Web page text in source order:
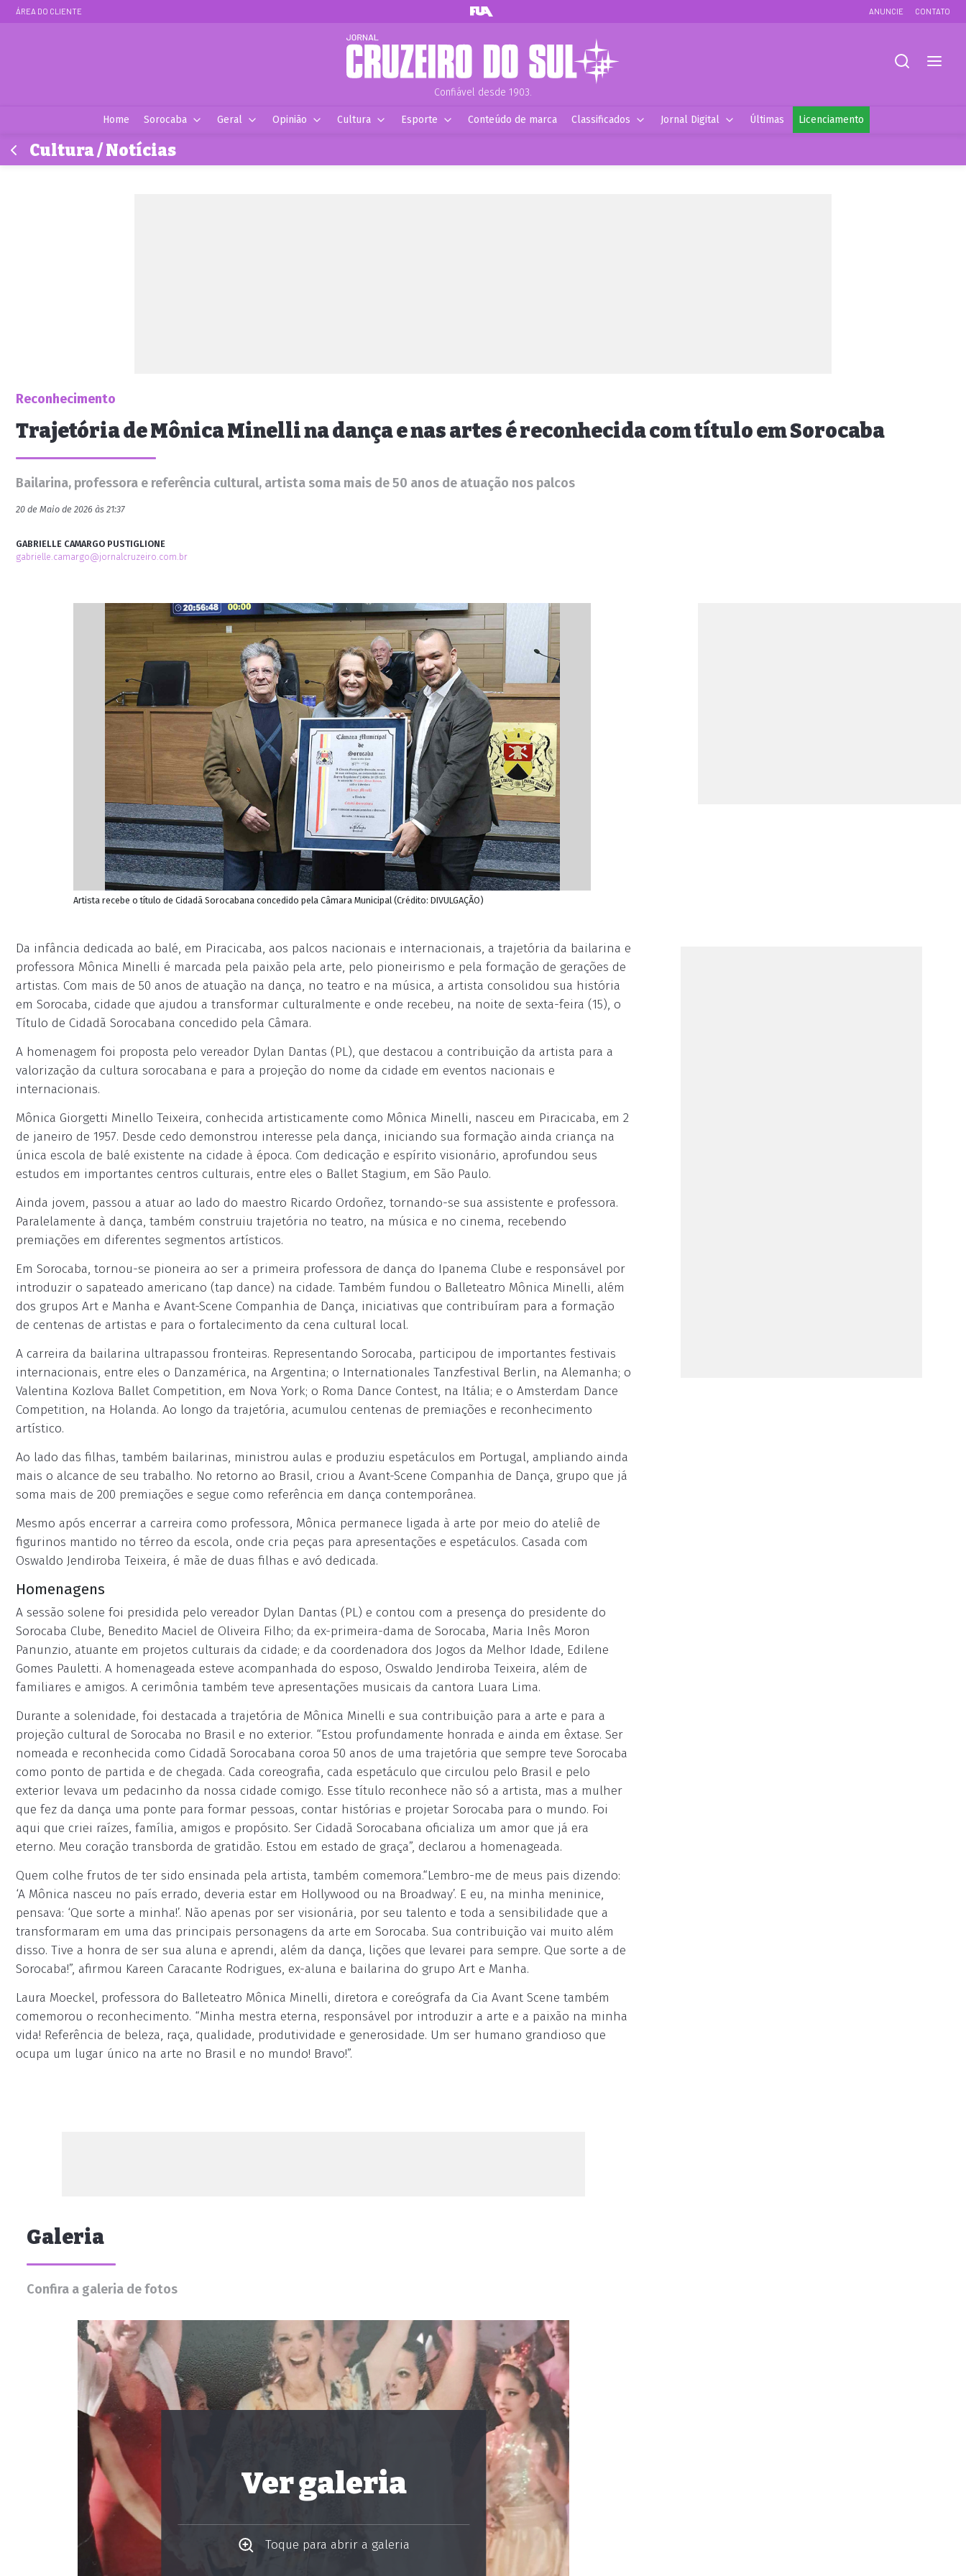
ÁREA DO CLIENTE ANUNCIE CONTATO
Confiável desde 1903.
Home Sorocaba Geral Opinião Cultura Esporte Conteúdo de marca Classificados Jornal Digital Últimas Licenciamento
Cultura / Notícias
Reconhecimento
Trajetória de Mônica Minelli na dança e nas artes é reconhecida com título em Sorocaba
Bailarina, professora e referência cultural, artista soma mais de 50 anos de atuação nos palcos
20 de Maio de 2026 às 21:37
GABRIELLE CAMARGO PUSTIGLIONE
gabrielle.camargo@jornalcruzeiro.com.br
Artista recebe o título de Cidadã Sorocabana concedido pela Câmara Municipal (Crédito: DIVULGAÇÃO)
Da infância dedicada ao balé, em Piracicaba, aos palcos nacionais e internacionais, a trajetória da bailarina e
professora Mônica Minelli é marcada pela paixão pela arte, pelo pioneirismo e pela formação de gerações de
artistas. Com mais de 50 anos de atuação na dança, no teatro e na música, a artista consolidou sua história
em Sorocaba, cidade que ajudou a transformar culturalmente e onde recebeu, na noite de sexta-feira (15), o
Título de Cidadã Sorocabana concedido pela Câmara.
A homenagem foi proposta pelo vereador Dylan Dantas (PL), que destacou a contribuição da artista para a
valorização da cultura sorocabana e para a projeção do nome da cidade em eventos nacionais e
internacionais.
Mônica Giorgetti Minello Teixeira, conhecida artisticamente como Mônica Minelli, nasceu em Piracicaba, em 2
de janeiro de 1957. Desde cedo demonstrou interesse pela dança, iniciando sua formação ainda criança na
única escola de balé existente na cidade à época. Com dedicação e espírito visionário, aprofundou seus
estudos em importantes centros culturais, entre eles o Ballet Stagium, em São Paulo.
Ainda jovem, passou a atuar ao lado do maestro Ricardo Ordoñez, tornando-se sua assistente e professora.
Paralelamente à dança, também construiu trajetória no teatro, na música e no cinema, recebendo
premiações em diferentes segmentos artísticos.
Em Sorocaba, tornou-se pioneira ao ser a primeira professora de dança do Ipanema Clube e responsável por
introduzir o sapateado americano (tap dance) na cidade. Também fundou o Balleteatro Mônica Minelli, além
dos grupos Art e Manha e Avant-Scene Companhia de Dança, iniciativas que contribuíram para a formação
de centenas de artistas e para o fortalecimento da cena cultural local.
A carreira da bailarina ultrapassou fronteiras. Representando Sorocaba, participou de importantes festivais
internacionais, entre eles o Danzamérica, na Argentina; o Internationales Tanzfestival Berlin, na Alemanha; o
Valentina Kozlova Ballet Competition, em Nova York; o Roma Dance Contest, na Itália; e o Amsterdam Dance
Competition, na Holanda. Ao longo da trajetória, acumulou centenas de premiações e reconhecimento
artístico.
Ao lado das filhas, também bailarinas, ministrou aulas e produziu espetáculos em Portugal, ampliando ainda
mais o alcance de seu trabalho. No retorno ao Brasil, criou a Avant-Scene Companhia de Dança, grupo que já
soma mais de 200 premiações e segue como referência em dança contemporânea.
Mesmo após encerrar a carreira como professora, Mônica permanece ligada à arte por meio do ateliê de
figurinos mantido no térreo da escola, onde cria peças para apresentações e espetáculos. Casada com
Oswaldo Jendiroba Teixeira, é mãe de duas filhas e avó dedicada.
Homenagens
A sessão solene foi presidida pelo vereador Dylan Dantas (PL) e contou com a presença do presidente do
Sorocaba Clube, Benedito Maciel de Oliveira Filho; da ex-primeira-dama de Sorocaba, Maria Inês Moron
Panunzio, atuante em projetos culturais da cidade; e da coordenadora dos Jogos da Melhor Idade, Edilene
Gomes Pauletti. A homenageada esteve acompanhada do esposo, Oswaldo Jendiroba Teixeira, além de
familiares e amigos. A cerimônia também teve apresentações musicais da cantora Luara Lima.
Durante a solenidade, foi destacada a trajetória de Mônica Minelli e sua contribuição para a arte e para a
projeção cultural de Sorocaba no Brasil e no exterior. “Estou profundamente honrada e ainda em êxtase. Ser
nomeada e reconhecida como Cidadã Sorocabana coroa 50 anos de uma trajetória que sempre teve Sorocaba
como ponto de partida e de chegada. Cada coreografia, cada espetáculo que circulou pelo Brasil e pelo
exterior levava um pedacinho da nossa cidade comigo. Esse título reconhece não só a artista, mas a mulher
que fez da dança uma ponte para formar pessoas, contar histórias e projetar Sorocaba para o mundo. Foi
aqui que criei raízes, família, amigos e propósito. Ser Cidadã Sorocabana oficializa um amor que já era
eterno. Meu coração transborda de gratidão. Estou em estado de graça”, declarou a homenageada.
Quem colhe frutos de ter sido ensinada pela artista, também comemora.“Lembro-me de meus pais dizendo:
‘A Mônica nasceu no país errado, deveria estar em Hollywood ou na Broadway’. E eu, na minha meninice,
pensava: ‘Que sorte a minha!’. Não apenas por ser visionária, por seu talento e toda a sensibilidade que a
transformaram em uma das principais personagens da arte em Sorocaba. Sua contribuição vai muito além
disso. Tive a honra de ser sua aluna e aprendi, além da dança, lições que levarei para sempre. Que sorte a de
Sorocaba!”, afirmou Kareen Caracante Rodrigues, ex-aluna e bailarina do grupo Art e Manha.
Laura Moeckel, professora do Balleteatro Mônica Minelli, diretora e coreógrafa da Cia Avant Scene também
comemorou o reconhecimento. “Minha mestra eterna, responsável por introduzir a arte e a paixão na minha
vida! Referência de beleza, raça, qualidade, produtividade e generosidade. Um ser humano grandioso que
ocupa um lugar único na arte no Brasil e no mundo! Bravo!”.
Galeria
Confira a galeria de fotos
Ver galeria
Toque para abrir a galeria